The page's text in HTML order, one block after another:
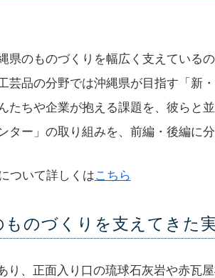
県のものづくりを幅広く支えている
芸品の分野では沖縄県が目指す「新
たちや企業が抱える課題を、彼らと
ター」の取り組みを、前編・後編に分
ついて詳しくはこちら
ものづくりを支えてきた
り、正面入り口の琉球石灰岩や赤瓦